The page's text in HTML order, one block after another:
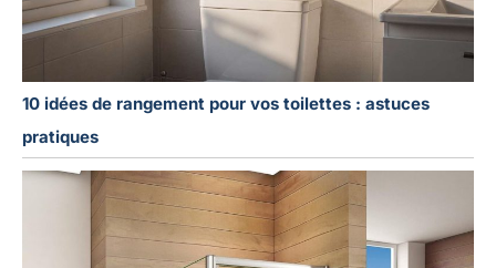
10 idées de rangement pour vos toilettes : astuces
pratiques